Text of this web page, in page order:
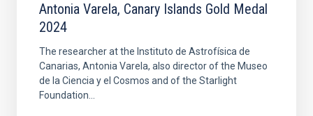
Antonia Varela, Canary Islands Gold Medal
2024
The researcher at the Instituto de Astrofísica de
Canarias, Antonia Varela, also director of the Museo
de la Ciencia y el Cosmos and of the Starlight
Foundation...